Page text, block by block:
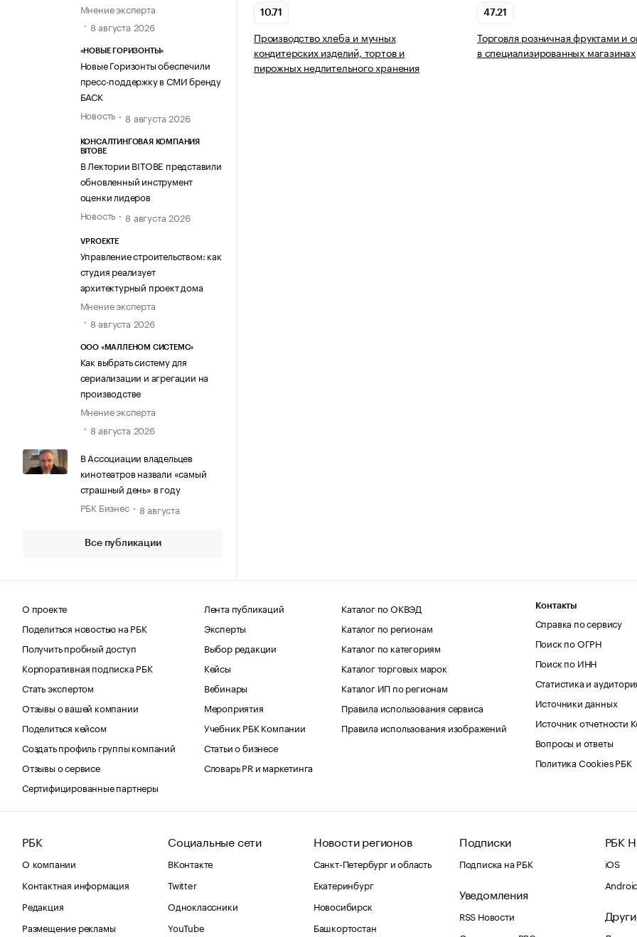
Мнение эксперта
8 августа 2026
«НОВЫЕ ГОРИЗОНТЫ»
Новые Горизонты обеспечили
пресс-поддержку в СМИ бренду
БАСК
Новость
8 августа 2026
КОНСАЛТИНГОВАЯ КОМПАНИЯ
BITOBE
В Лектории BITOBE представили
обновленный инструмент
оценки лидеров
Новость
8 августа 2026
VPROEKTE
Управление строительством: как
студия реализует
архитектурный проект дома
Мнение эксперта
8 августа 2026
ООО «МАЛЛЕНОМ СИСТЕМС»
Как выбрать систему для
сериализации и агрегации на
производстве
Мнение эксперта
8 августа 2026
В Ассоциации владельцев
кинотеатров назвали «самый
страшный день» в году
РБК Бизнес
8 августа
Все публикации
10.71
Производство хлеба и мучных
кондитерских изделий, тортов и
пирожных недлительного хранения
47.21
Торговля розничная фруктами и
в специализированных магазинах
О проекте
Поделиться новостью на РБК
Получить пробный доступ
Корпоративная подписка РБК
Стать экспертом
Отзывы о вашей компании
Поделиться кейсом
Создать профиль группы компаний
Отзывы о сервисе
Сертифицированные партнеры
Лента публикаций
Эксперты
Выбор редакции
Кейсы
Вебинары
Мероприятия
Учебник РБК Компании
Статьи о бизнесе
Словарь PR и маркетинга
Каталог по ОКВЭД
Каталог по регионам
Каталог по категориям
Каталог торговых марок
Каталог ИП по регионам
Правила использования сервиса
Правила использования изображений
Контакты
Справка по сервису
Поиск по ОГРН
Поиск по ИНН
Статистика и
Источники данных
Источник отчетности
Вопросы и ответы
Политика Cookies РБК
РБК
О компании
Контактная информация
Редакция
Размещение рекламы
Социальные сети
ВКонтакте
Twitter
Одноклассники
YouTube
Новости регионов
Санкт-Петербург и область
Екатеринбург
Новосибирск
Башкортостан
Подписки
Подписка на РБК
Уведомления
RSS Новости
РБК
iOS